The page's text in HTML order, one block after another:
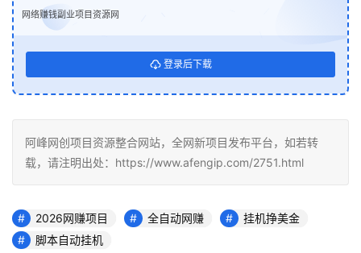
网络赚钱副业项目资源网
登录后下载
阿峰网创项目资源整合网站，全网新项目发布平台，如若转
载，请注明出处：https://www.afengip.com/2751.html
2026网赚项目 全自动网赚
挂机挣美金
脚本自动挂机